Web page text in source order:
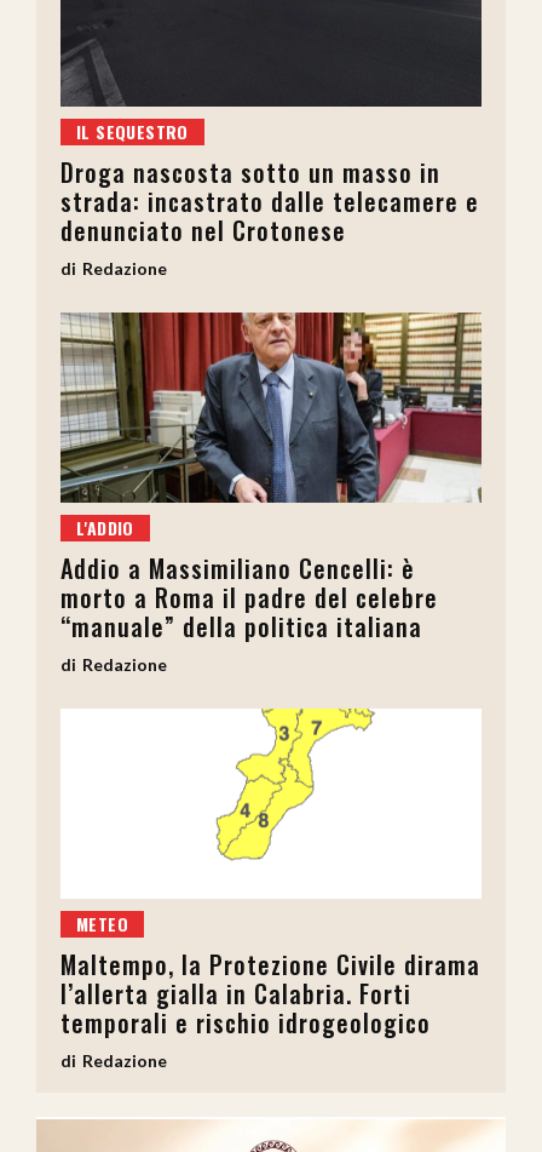
IL SEQUESTRO
Droga nascosta sotto un masso in
strada: incastrato dalle telecamere e
denunciato nel Crotonese
Redazione
L'ADDIO
Addio a Massimiliano Cencelli: è
morto a Roma il padre del celebre
“manuale” della politica italiana
Redazione
METEO
Maltempo, la Protezione Civile dirama
l’allerta gialla in Calabria. Forti
temporali e rischio idrogeologico
Redazione